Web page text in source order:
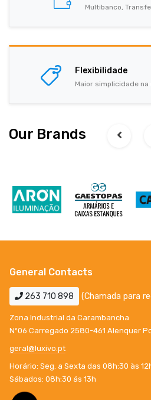
Multibanco,
Flexibilidade
Maior simplicidade
Our Brands
General Contacts
263 710 898 (Chamada para
Zona Industrial da Carambancha
Nº06 Carregado 2580-461 Alenquer
geral@luxivo.pt
Horário: Seg. a Sexta das 08h:30 às
Sábados: 08h:30 ás 13h